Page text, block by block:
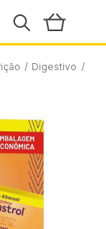
/ Digestivo /